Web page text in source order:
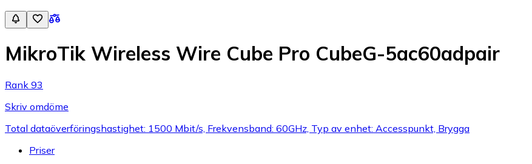
MikroTik Wireless Wire Cube Pro CubeG-5ac60adpair
Rank 93
Skriv omdöme
Total dataöverföringshastighet: 1500 Mbit/s, Frekvensband: 60GHz, Typ av enhet: Accesspunkt, Brygga
Priser